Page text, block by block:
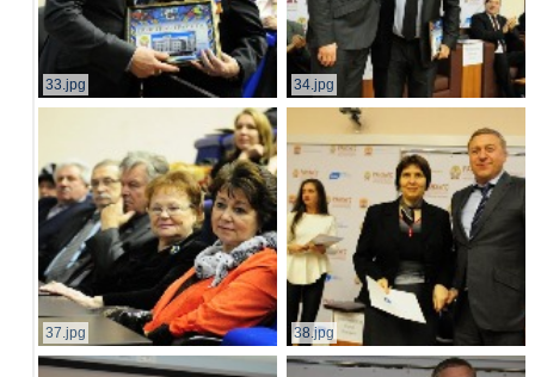
33.jpg 34.jpg
37.jpg 38.jpg